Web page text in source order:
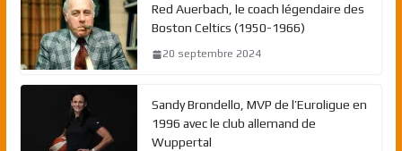
Red Auerbach, le coach légendaire des
Boston Celtics (1950-1966)
20 septembre 2024
Sandy Brondello, MVP de l’Euroligue en
1996 avec le club allemand de
Wuppertal